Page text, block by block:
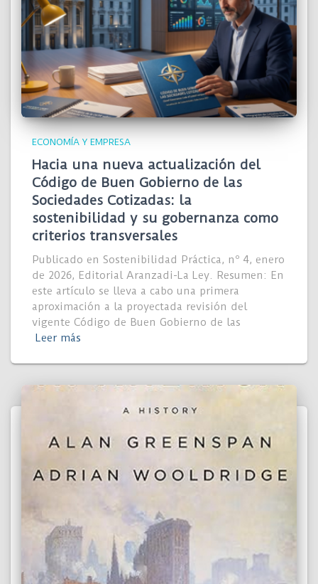
ECONOMÍA Y EMPRESA
Hacia una nueva actualización del
Código de Buen Gobierno de las
Sociedades Cotizadas: la
sostenibilidad y su gobernanza como
criterios transversales
Publicado en Sostenibilidad Práctica, nº 4, enero
de 2026, Editorial Aranzadi-La Ley. Resumen: En
este artículo se lleva a cabo una primera
aproximación a la proyectada revisión del
vigente Código de Buen Gobierno de las
Leer más